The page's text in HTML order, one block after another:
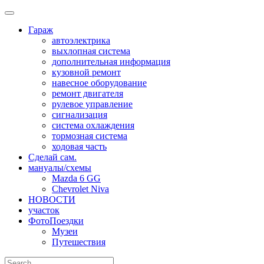
Skip
contentГараж
автоэлектрика
выхлопная система
дополнительная информация
кузовной ремонт
навесное оборудование
ремонт двигателя
рулевое управление
сигнализация
система охлаждения
тормозная система
ходовая часть
Сделай сам.
мануалы/схемы
Mazda 6 GG
Chevrolet Niva
НОВОСТИ
участок
ФотоПоездки
Музеи
Путешествия
Search